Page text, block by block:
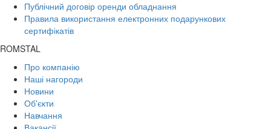
Публічний договір оренди обладнання
Правила використання електронних подарункових
сертифікатів
ROMSTAL
Про компанію
Наші нагороди
Новини
Об'єкти
Навчання